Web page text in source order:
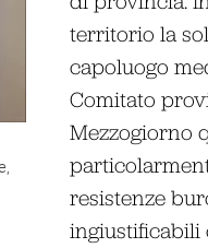
territorio la
capoluogo
Comitato
Mezzogiorno
resistenze
ingiustificabili